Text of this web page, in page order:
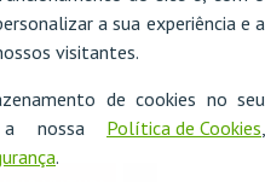
a sua experiência e a
visitantes.
de cookies no seu
a nossa Política de Cookies
.